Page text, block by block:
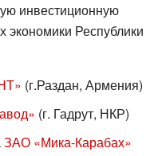
инвестиционную
экономики Республики
(г.Раздан, Армения)
(г. Гадрут, НКР)
ЗАО «Мика-Карабах»